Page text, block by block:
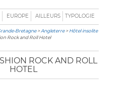
EUROPE AILLEURS TYPOLOGIE
Bretagne>Angleterre>Hôtel insolite
Rock and Roll Hotel
ROCK AND ROLL
HOTEL